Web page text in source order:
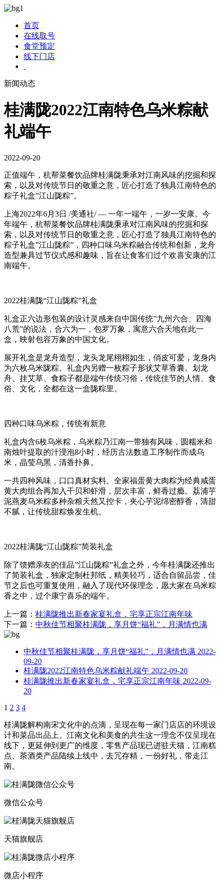
首页
在线取号
食堂预定
线下门店
新闻动态
桂满陇2022江南特色乌米粽献
礼端午
2022-09-20
正值端午，杭帮菜餐饮品牌桂满陇秉承对江南风味的挖掘和探
索，以及对传统节日的敬重之意，匠心打造了独具江南特色的
粽子礼盒”江山陇粽”。
上海2022年6月3日 /美通社/ — 一年一端午，一岁一安康。今
年端午，杭帮菜餐饮品牌桂满陇秉承对江南风味的挖掘和探
索，以及对传统节日的敬重之意，匠心打造了独具江南特色的
粽子礼盒”江山陇粽”，四种口味乌米粽融合传统和创新，龙舟
造型兼具过节仪式感和趣味，旨在让食客们过个欢喜安康的江
南端午。
2022桂满陇“江山陇粽”礼盒
礼盒正六边形包装的设计灵感来自中国传统”九州六合、四海
八荒”的说法，合六为一，包罗万象，寓意六合天地在此一
盒，映射包容万象的中国文化。
展开礼盒是龙舟造型，龙头龙尾栩栩如生，俏皮可爱，龙身内
为六枚乌米陇粽。礼盒内另赠一枚粽子形状艾草香囊。划龙
舟、挂艾草、食粽子都是端午传统习俗，传统佳节的人情、食
俗、文化，全都在这一盒陇粽里。
四种口味乌米粽，传统有新意
礼盒内含6枚乌米粽，乌米粽乃江南一带独有风味，圆糯米和
南烛叶提取的汁浸泡8小时，经历古法数道工序制作而成乌
米，晶莹乌黑，清香扑鼻。
一共四种风味，口口真材实料。全家福蛋黄大肉粽为经典咸蛋
黄大肉组合再加入干贝和虾滑，层次丰富，鲜香过瘾。荔浦芋
泥燕麦乌米粽多种杂粮天然又控卡，夹心芋泥绵密醇香，清甜
不腻，让传统甜粽焕发生机。
2022桂满陇“江山陇粽”简装礼盒
除了馈赠亲友的佳品”江山陇粽”礼盒之外，今年桂满陇还推出
了简装礼盒，独家定制杜邦纸，精美轻巧，适合自留品尝，佳
节之后也可重复使用，融入了现代环保理念，愿大家在乌米粽
香之中，过个康宁喜乐的端午。
上一篇： 桂满陇推出新春家宴礼盒，宅享正宗江南年味
下一篇： 中秋佳节相聚桂满陇，享月饼“福礼”，月满情也满
中秋佳节相聚桂满陇，享月饼“福礼”，月满情也满 2022-
09-20
桂满陇2022江南特色乌米粽献礼端午 2022-09-20
桂满陇推出新春家宴礼盒，宅享正宗江南年味 2022-09-
20
1 2 3 4
桂满陇解构南宋文化中的点滴，呈现在每一家门店店的环境设
计和菜品出品上。江南文化和美食的共生这一理念不仅呈现在
线下，更延伸到更广的维度，零售产品现已进驻天猫，江南糕
点、茶酒类产品陆续上线中，去冗存精，一份好礼，带走江
南。
微信公众号
天猫旗舰店
微店小程序